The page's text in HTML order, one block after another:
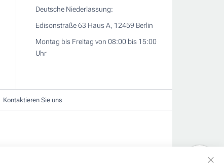
Deutsche Niederlassung:
Edisonstraße 63 Haus A, 12459 Berlin
Montag bis Freitag von 08:00 bis 15:00
Uhr
Kontaktieren Sie uns